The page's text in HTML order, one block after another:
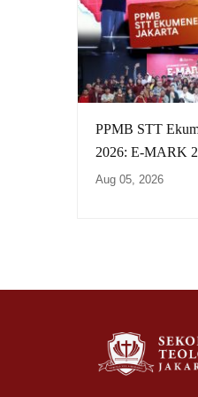
PPMB STT
2026: E-MARK
Perjalanan untuk
Aug 05, 2026